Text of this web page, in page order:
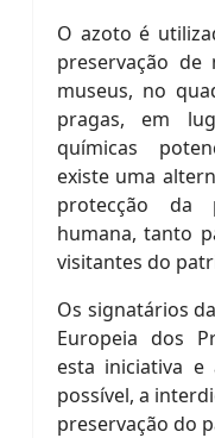
O azoto é
preservação
museus, no
pragas, em
químicas
existe uma
protecção da
humana, tanto
visitantes do
Os signatários
Europeia dos
esta iniciativa
possível, a
preservação do